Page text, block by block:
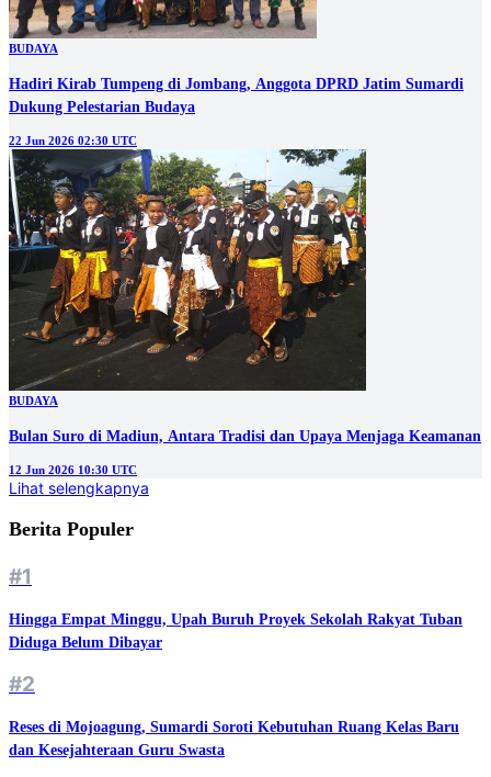
BUDAYA
Hadiri Kirab Tumpeng di Jombang, Anggota DPRD Jatim Sumardi
Dukung Pelestarian Budaya
22 Jun 2026 02:30 UTC
BUDAYA
Bulan Suro di Madiun, Antara Tradisi dan Upaya Menjaga Keamanan
12 Jun 2026 10:30 UTC
Lihat selengkapnya
Berita Populer
#1
Hingga Empat Minggu, Upah Buruh Proyek Sekolah Rakyat Tuban
Diduga Belum Dibayar
#2
Reses di Mojoagung, Sumardi Soroti Kebutuhan Ruang Kelas Baru
dan Kesejahteraan Guru Swasta